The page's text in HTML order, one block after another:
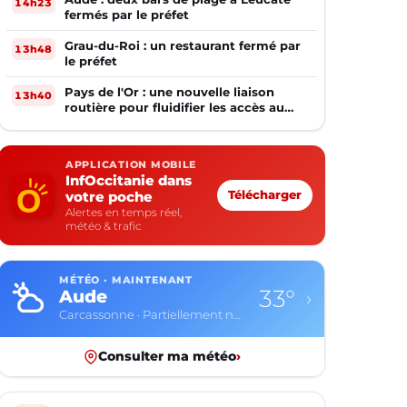
fermés par le préfet
13h48
Grau-du-Roi : un restaurant fermé par
le préfet
13h40
Pays de l'Or : une nouvelle liaison
routière pour fluidifier les accès au
APPLICATION MOBILE
InfOccitanie dans
votre poche
Alertes en temps réel,
météo & trafic
Télécharger
MÉTÉO · MAINTENANT
Aude
Carcassonne · Partiellement nuageux
33° ›
Consulter ma météo›